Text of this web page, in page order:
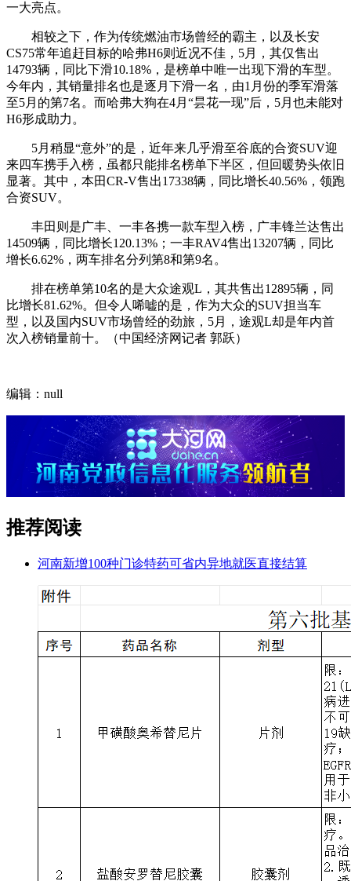
一大亮点。
相较之下，作为传统燃油市场曾经的霸主，以及长安
CS75常年追赶目标的哈弗H6则近况不佳，5月，其仅售出
14793辆，同比下滑10.18%，是榜单中唯一出现下滑的车型。
今年内，其销量排名也是逐月下滑一名，由1月份的季军滑落
至5月的第7名。而哈弗大狗在4月“昙花一现”后，5月也未能对
H6形成助力。
5月稍显“意外”的是，近年来几乎滑至谷底的合资SUV迎
来四车携手入榜，虽都只能排名榜单下半区，但回暖势头依旧
显著。其中，本田CR-V售出17338辆，同比增长40.56%，领跑
合资SUV。
丰田则是广丰、一丰各携一款车型入榜，广丰锋兰达售出
14509辆，同比增长120.13%；一丰RAV4售出13207辆，同比
增长6.62%，两车排名分列第8和第9名。
排在榜单第10名的是大众途观L，其共售出12895辆，同
比增长81.62%。但令人唏嘘的是，作为大众的SUV担当车
型，以及国内SUV市场曾经的劲旅，5月，途观L却是年内首
次入榜销量前十。（中国经济网记者 郭跃）
编辑：null
推荐阅读
河南新增100种门诊特药可省内异地就医直接结算